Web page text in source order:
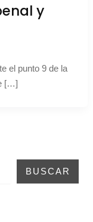
y
el punto 9 de la
[…]
BUSCAR